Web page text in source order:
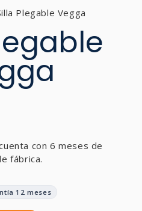
Plegable Vegga
con 6 meses de
fábrica.
12 meses